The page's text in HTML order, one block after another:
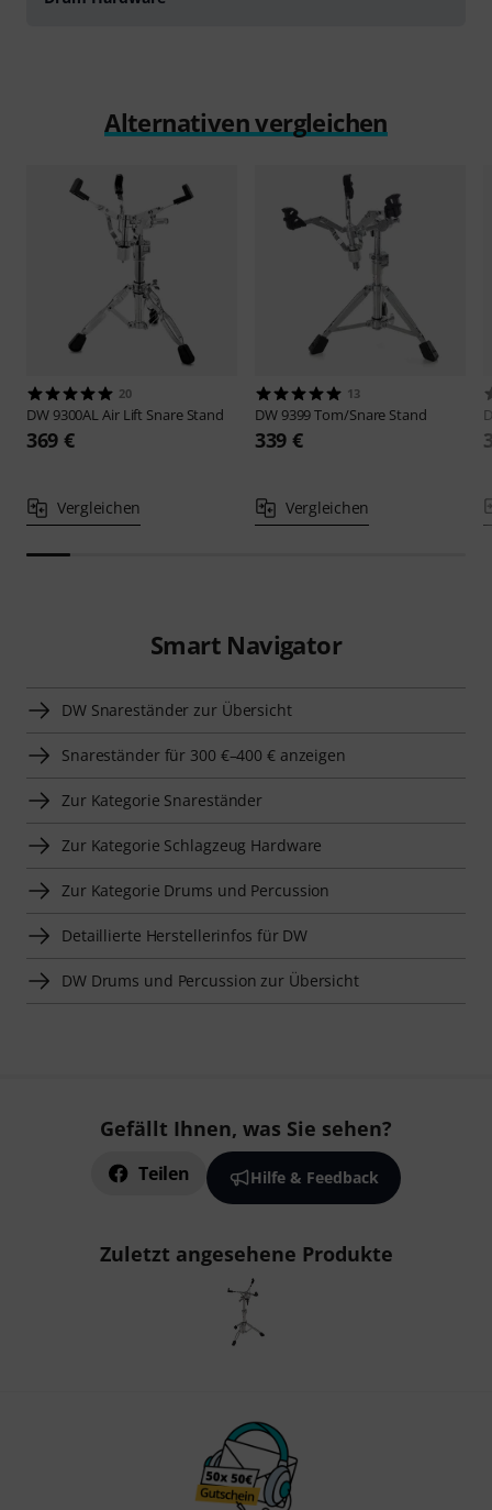
Alternativen vergleichen
20
DW 9300AL Air Lift Snare Stand
369 €
Vergleichen
13
DW 9399 Tom/Snare Stand
339 €
Vergleichen
Smart Navigator
DW Snareständer zur Übersicht
Snareständer für 300 €–400 € anzeigen
Zur Kategorie Snareständer
Zur Kategorie Schlagzeug Hardware
Zur Kategorie Drums und Percussion
Detaillierte Herstellerinfos für DW
DW Drums und Percussion zur Übersicht
Gefällt Ihnen, was Sie sehen?
Teilen Hilfe & Feedback
Zuletzt angesehene Produkte